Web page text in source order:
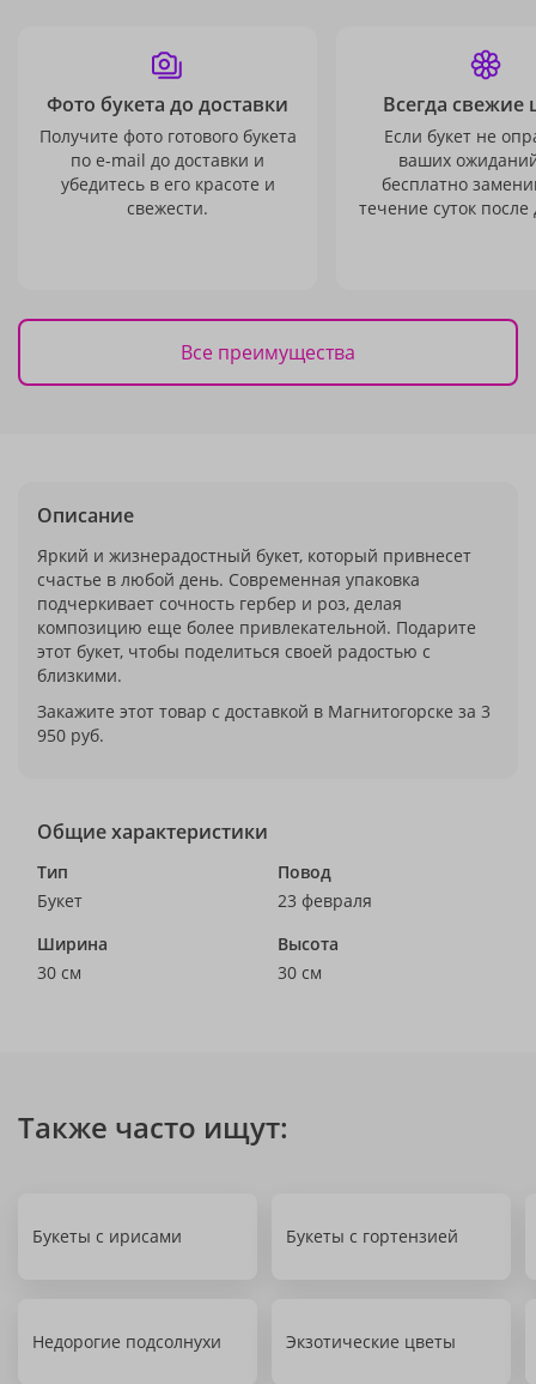
Фото букета до доставки
Получите фото готового букета
по e-mail до доставки и
убедитесь в его красоте и
свежести.
Всегда свежие
Если букет не
ваших
бесплатно
течение суток после
Все преимущества
Описание
Яркий и жизнерадостный букет, который привнесет
счастье в любой день. Современная упаковка
подчеркивает сочность гербер и роз, делая
композицию еще более привлекательной. Подарите
этот букет, чтобы поделиться своей радостью с
близкими.
Закажите этот товар с доставкой в Магнитогорске за 3
950 руб.
Общие характеристики
Тип
Букет
Повод
23 февраля
Ширина
30 см
Высота
30 см
Также часто ищут:
Букеты с ирисами Букеты с гортензией
Недорогие подсолнухи Экзотические цветы